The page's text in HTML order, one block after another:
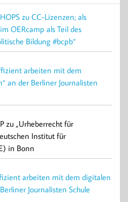
zu CC-Lizenzen; als
OERcamp als Teil des
Bildung #bcpb“
arbeiten mit dem
an der Berliner Journalisten
zu „Urheberrecht für
Institut für
in Bonn
arbeiten mit dem digitalen
Journalisten Schule